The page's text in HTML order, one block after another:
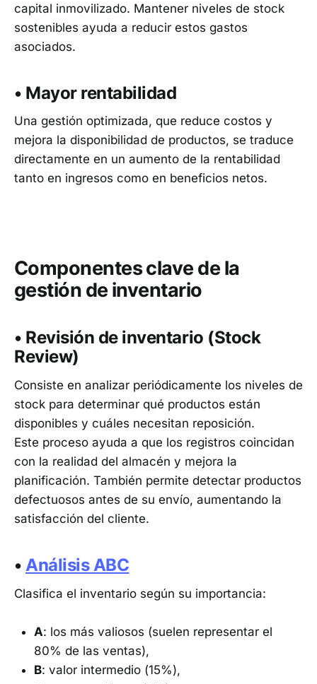
capital inmovilizado. Mantener niveles de stock
sostenibles ayuda a reducir estos gastos
asociados.
• Mayor rentabilidad
Una gestión optimizada, que reduce costos y
mejora la disponibilidad de productos, se traduce
directamente en un aumento de la rentabilidad
tanto en ingresos como en beneficios netos.
Componentes clave de la
gestión de inventario
• Revisión de inventario (Stock
Review)
Consiste en analizar periódicamente los niveles de
stock para determinar qué productos están
disponibles y cuáles necesitan reposición.
Este proceso ayuda a que los registros coincidan
con la realidad del almacén y mejora la
planificación. También permite detectar productos
defectuosos antes de su envío, aumentando la
satisfacción del cliente.
•Análisis ABC
Clasifica el inventario según su importancia:
A: los más valiosos (suelen representar el
80% de las ventas),
B: valor intermedio (15%),